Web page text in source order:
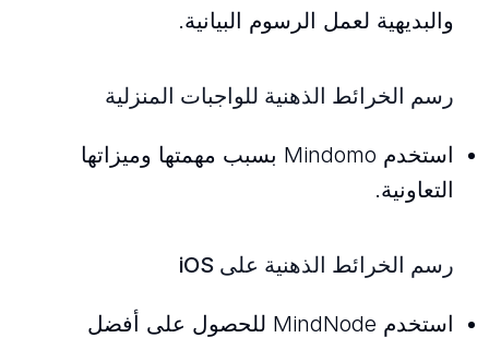
والبديهية لعمل الرسوم البيانية.
رسم الخرائط الذهنية للواجبات المنزلية
استخدم Mindomo بسبب مهمتها وميزاتها
التعاونية.
رسم الخرائط الذهنية على iOS
استخدم MindNode للحصول على أفضل